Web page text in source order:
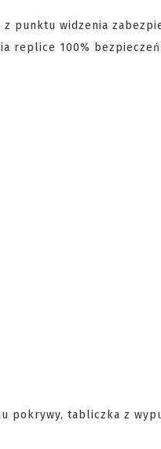
punktu widzenia
replice 100%
pokrywy, tabliczka z